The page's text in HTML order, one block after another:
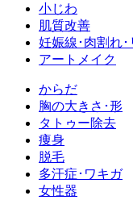
小じわ
肌質改善
妊娠線･肉割れ･
アートメイク
からだ
胸の大きさ･形
タトゥー除去
痩身
脱毛
多汗症･ワキガ
女性器